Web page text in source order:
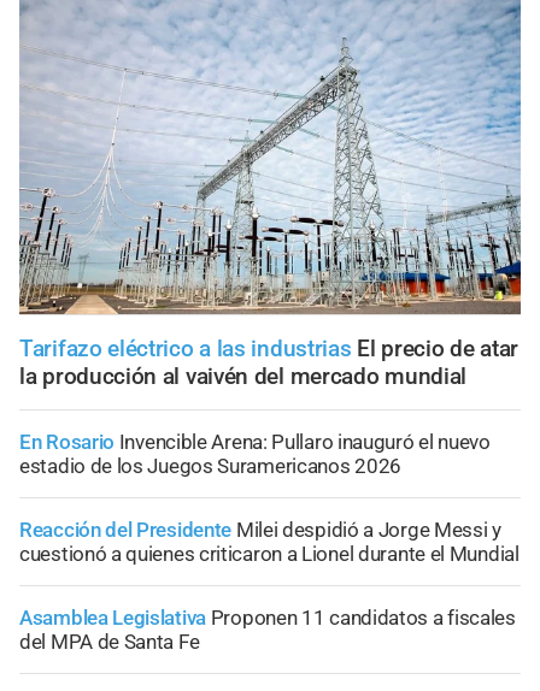
Tarifazo eléctrico a las industrias El precio de atar
la producción al vaivén del mercado mundial
En Rosario Invencible Arena: Pullaro inauguró el nuevo
estadio de los Juegos Suramericanos 2026
Reacción del Presidente Milei despidió a Jorge Messi y
cuestionó a quienes criticaron a Lionel durante el Mundial
Asamblea Legislativa Proponen 11 candidatos a fiscales
del MPA de Santa Fe